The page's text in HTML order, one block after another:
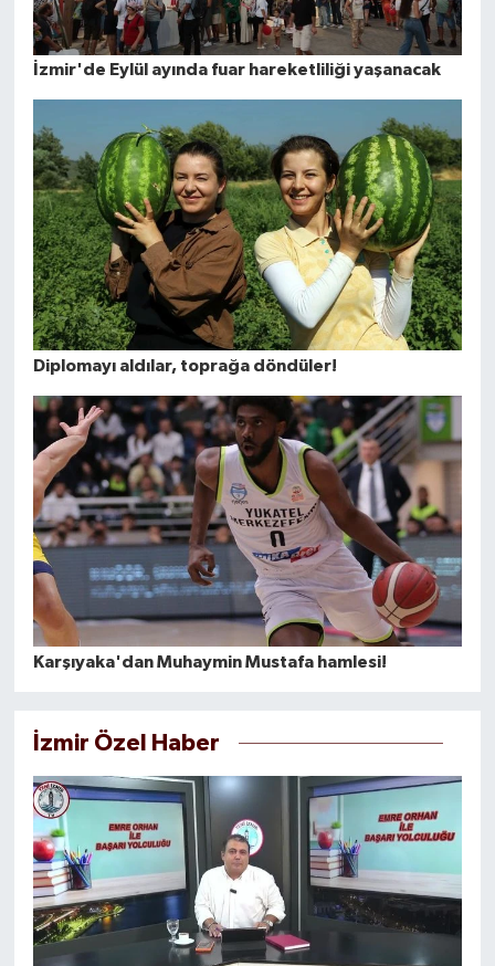
İzmir'de Eylül ayında fuar hareketliliği yaşanacak
Diplomayı aldılar, toprağa döndüler!
Karşıyaka'dan Muhaymin Mustafa hamlesi!
İzmir Özel Haber